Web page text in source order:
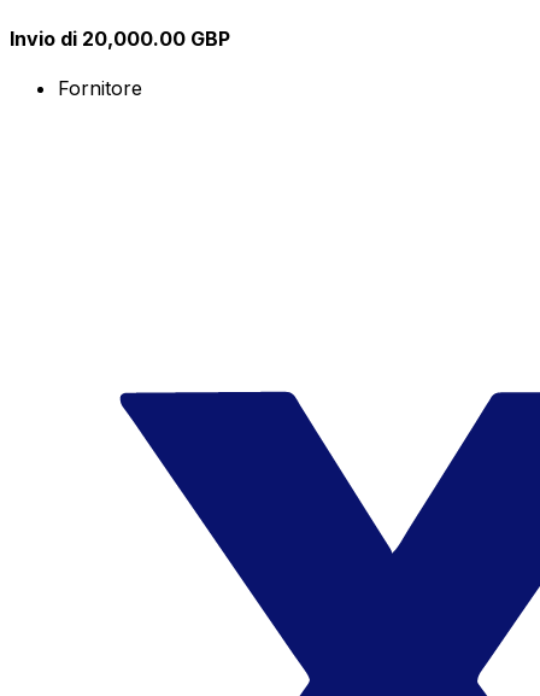
Invio di 20,000.00 GBP
Fornitore